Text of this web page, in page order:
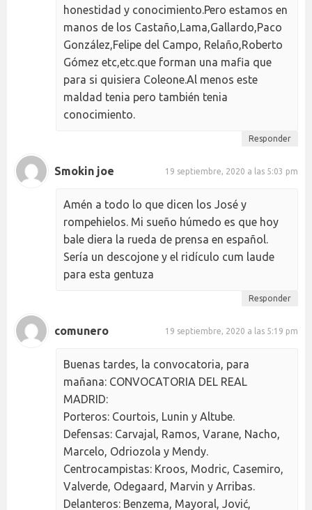
honestidad y conocimiento.Pero estamos en
manos de los Castaño,Lama,Gallardo,Paco
González,Felipe del Campo, Relaño,Roberto
Gómez etc,etc.que forman una mafia que
para si quisiera Coleone.Al menos este
maldad tenia pero también tenia
conocimiento.
Responder
Smokin joe 19 septiembre, 2020 a las 5:03 pm
Amén a todo lo que dicen los José y
rompehielos. Mi sueño húmedo es que hoy
bale diera la rueda de prensa en español.
Sería un descojone y el ridículo cum laude
para esta gentuza
Responder
comunero 19 septiembre, 2020 a las 5:19 pm
Buenas tardes, la convocatoria, para
mañana: CONVOCATORIA DEL REAL
MADRID:
Porteros: Courtois, Lunin y Altube.
Defensas: Carvajal, Ramos, Varane, Nacho,
Marcelo, Odriozola y Mendy.
Centrocampistas: Kroos, Modric, Casemiro,
Valverde, Odegaard, Marvin y Arribas.
Delanteros: Benzema, Mayoral, Jović,